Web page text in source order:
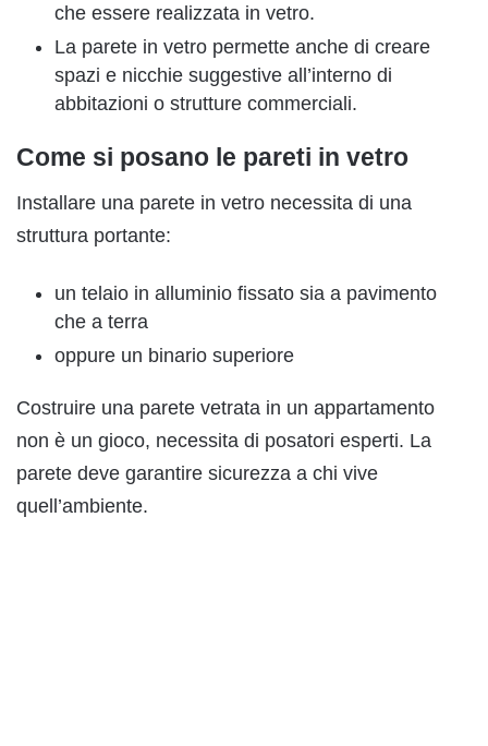
che essere realizzata in vetro.
La parete in vetro permette anche di creare
spazi e nicchie suggestive all’interno di
abbitazioni o strutture commerciali.
Come si posano le pareti in vetro
Installare una parete in vetro necessita di una
struttura portante:
un telaio in alluminio fissato sia a pavimento
che a terra
oppure un binario superiore
Costruire una parete vetrata in un appartamento
non è un gioco, necessita di posatori esperti. La
parete deve garantire sicurezza a chi vive
quell’ambiente.